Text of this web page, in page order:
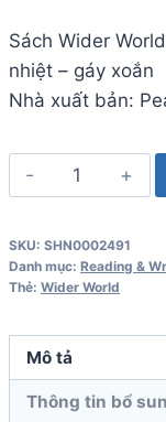
Sách Wider
nhiệt – gáy xoắn
Nhà xuất bản:
Wider
World
Workbook
số
SKU: SHN0002491
Danh mục: Reading &
Thẻ: Wider World
Mô tả
Thông tin bổ